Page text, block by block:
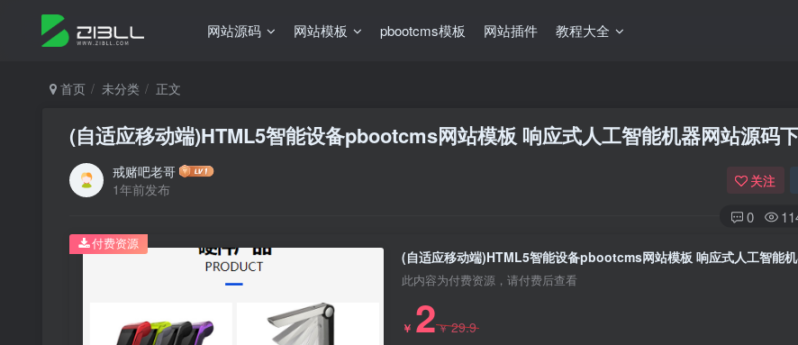
网站源码 网站模板 pbootcms模板 网站插件 教程大全
首页 未分类 正文
(自适应移动端)HTML5智能设备pbootcms网站模板 响应式人工智能机器网站源码
戒赌吧老哥
1年前发布
关注
0
此内容为付费资源，请付费后查看
￥ 2￥29.9
付费资源